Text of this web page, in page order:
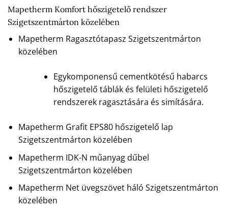
Mapetherm Komfort hőszigetelő rendszer
Szigetszentmárton közelében
Mapetherm Ragasztótapasz Szigetszentmárton
közelében
Egykomponensű cementkötésű habarcs
hőszigetelő táblák és felületi hőszigetelő
rendszerek ragasztására és simítására.
Mapetherm Grafit EPS80 hőszigetelő lap
Szigetszentmárton közelében
Mapetherm IDK-N műanyag dűbel
Szigetszentmárton közelében
Mapetherm Net üvegszövet háló Szigetszentmárton
közelében